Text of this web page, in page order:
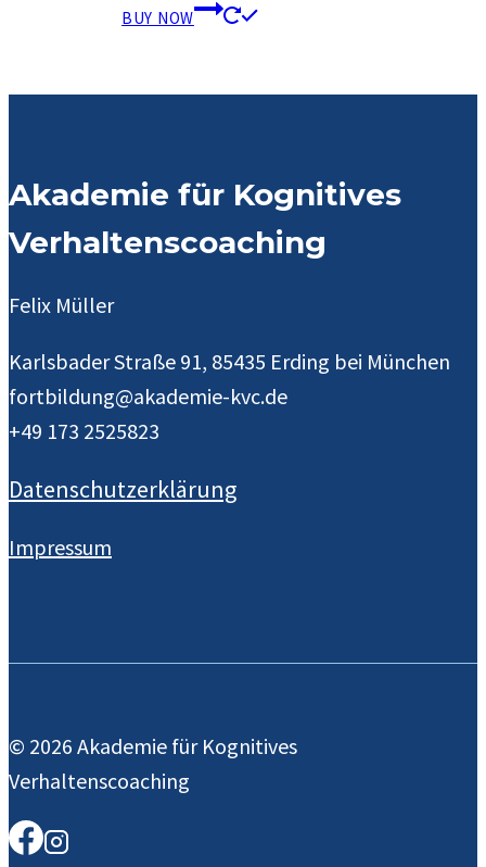
BUY NOW
Akademie für Kognitives
Verhaltenscoaching
Felix Müller
Karlsbader Straße 91, 85435 Erding bei München
fortbildung@akademie-kvc.de
+49 173 2525823
Datenschutzerklärung
Impressum
© 2026 Akademie für Kognitives
Verhaltenscoaching